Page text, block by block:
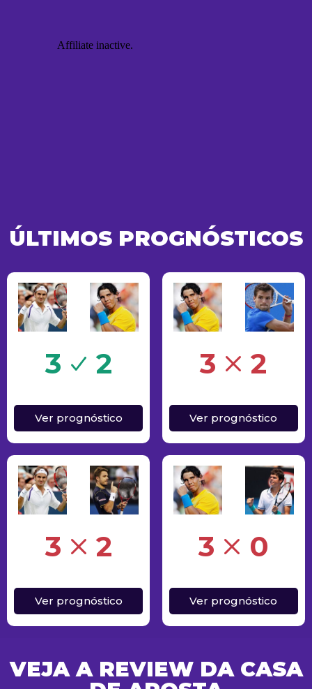
ÚLTIMOS PROGNÓSTICOS
3 2
Ver prognóstico
3
Erro 2
Ver prognóstico
3 2
Ver prognóstico
3
Erro 0
Ver prognóstico
VEJA A REVIEW DA CASA